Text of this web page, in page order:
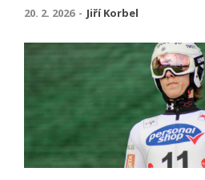
20. 2. 2026 - Jiří Korbel